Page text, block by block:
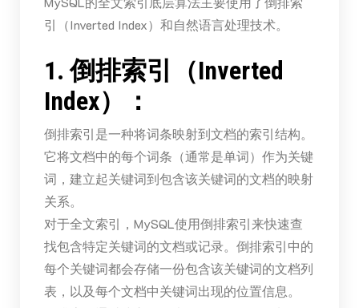
引（Inverted Index）和自然语言处理技术。
1. 倒排索引（Inverted
Index）：
倒排索引是一种将词条映射到文档的索引结构。
它将文档中的每个词条（通常是单词）作为关键
词，建立起关键词到包含该关键词的文档的映射
关系。
对于全文索引，MySQL使用倒排索引来快速查
找包含特定关键词的文档或记录。倒排索引中的
每个关键词都会存储一份包含该关键词的文档列
表，以及每个文档中关键词出现的位置信息。